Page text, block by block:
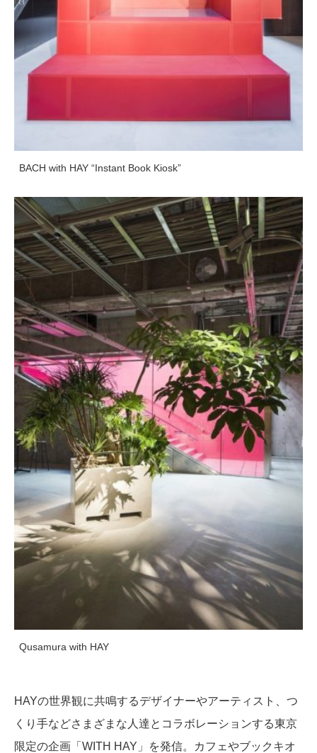
BACH with HAY “Instant Book Kiosk”
Qusamura with HAY
HAYの世界観に共鳴するデザイナーやアーティスト、つ
くり手などさまざまな人達とコラボレーションする東京
限定の企画「WITH HAY」を発信。カフェやブックキオ